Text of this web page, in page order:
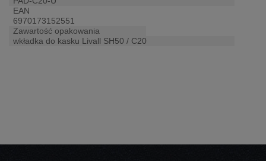
EAN
6970173152551
Zawartość opakowania
wkładka do kasku Livall SH50 / C20